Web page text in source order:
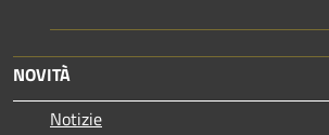
NOVITÀ
Notizie